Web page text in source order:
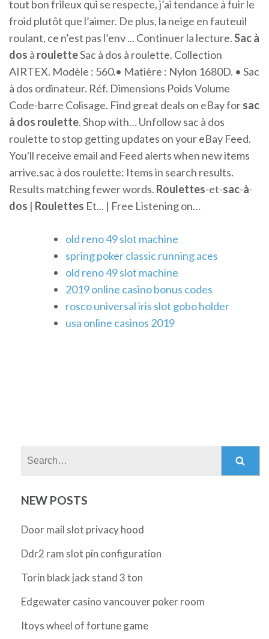
tout bon frileux qui se respecte, j’ai tendance à fuir le
froid plutôt que l’aimer. De plus, la neige en fauteuil
roulant, ce n’est pas l’env ... Continuer la lecture.Sacà
dos à rouletteSac à dos à roulette. Collection
AIRTEX. Modèle : 560.• Matière : Nylon 1680D. • Sac
à dos ordinateur. Réf. Dimensions Poids Volume
Code-barre Colisage. Find great deals on eBay forsac
à dos roulette. Shop with… Unfollow sac à dos
roulette to stop getting updates on your eBay Feed.
You'll receive email and Feed alerts when new items
arrive.sac à dos roulette: Items in search results.
Results matching fewer words. Roulettes-et-sac-à-
dos | Roulettes Et... | Free Listening on…
old reno 49 slot machine
spring poker classic running aces
old reno 49 slot machine
2019 online casino bonus codes
rosco universal iris slot gobo holder
usa online casinos 2019
NEW POSTS
Door mail slot privacy hood
Ddr2 ram slot pin configuration
Torin black jack stand 3 ton
Edgewater casino vancouver poker room
Itoys wheel of fortune game